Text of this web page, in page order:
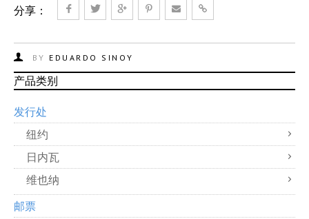
分享：
BY EDUARDO SINOY
产品类别
发行处
纽约
日内瓦
维也纳
邮票